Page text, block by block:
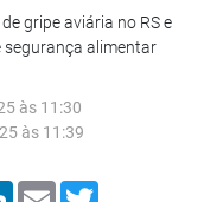
gripe aviária no RS e
segurança alimentar
às 11:30
às 11:39
LinkedIn
Email